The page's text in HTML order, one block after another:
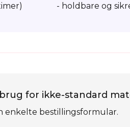
- holdbare og
for ikke-standard
enkelte bestillingsformular.